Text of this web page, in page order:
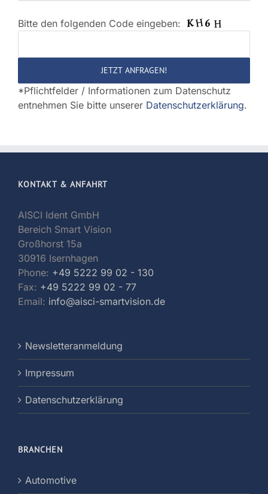
Bitte
Feld
leer.
Bitte den folgenden Code eingeben:
*Pflichtfelder / Informationen zum Datenschutz
entnehmen Sie bitte unserer Datenschutzerklärung.
KONTAKT & ANFAHRT
AISCI Ident GmbH
Bereich Smart Vision
Großhorst 15a
30916 Isernhagen
Phone: +49 5222 99 02 - 130
Fax: +49 5222 99 02 - 77
Email: info@aisci-smartvision.de
Newsletteranmeldung
Impressum
Datenschutzerklärung
BRANCHEN
Automotive